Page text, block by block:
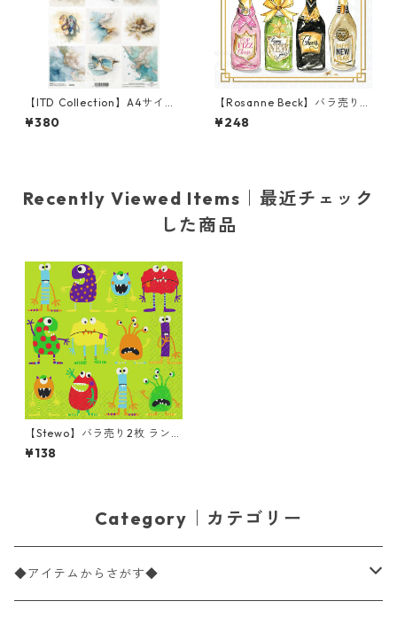
【ITD Collection】A4サイズ
ライスペーパー R2853 デコパ
ージュ
¥380
【Rosanne Beck】バラ売り2
枚 カクテルサイズ ペーパーナ
プキン New Years Bottles ホ
¥248
Recently Viewed Items｜最近チェック
した商品
【Stewo】バラ売り2枚 ランチ
サイズ ペーパーナプキン MO
NSTERS グリーン
¥138
Category｜カテゴリー
◆アイテムからさがす◆